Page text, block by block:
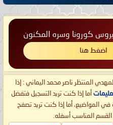
كورونا وسره المكنون
اضغط هنا
المنتظر ناصر محمد اليماني : إذا
أما إذا كنت تريد التسجيل فتفضل
في المواضيع، أما إذا كنت تريد تصفح
القسم المناسب أسفله.